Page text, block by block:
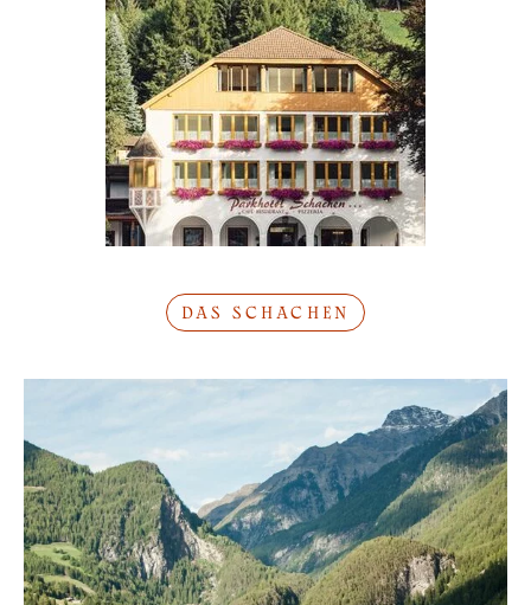
DAS SCHACHEN